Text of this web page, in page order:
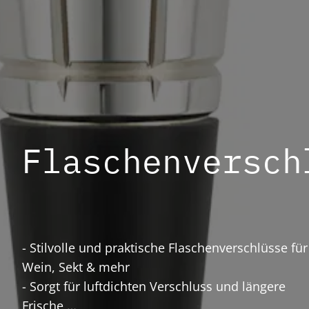
- Stilvolle und praktische Flaschenverschlüsse für
Wein, Sekt & mehr
- Sorgt für luftdichten Verschluss und längere
Frische